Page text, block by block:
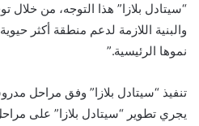
“سيتادل بلازا” هذا التوجه، من خلال
والبنية اللازمة لدعم منطقة أكثر
نموها الرئيسية.”
تنفيذ “سيتادل بلازا” وفق مراحل
يجري تطوير “سيتادل بلازا” على